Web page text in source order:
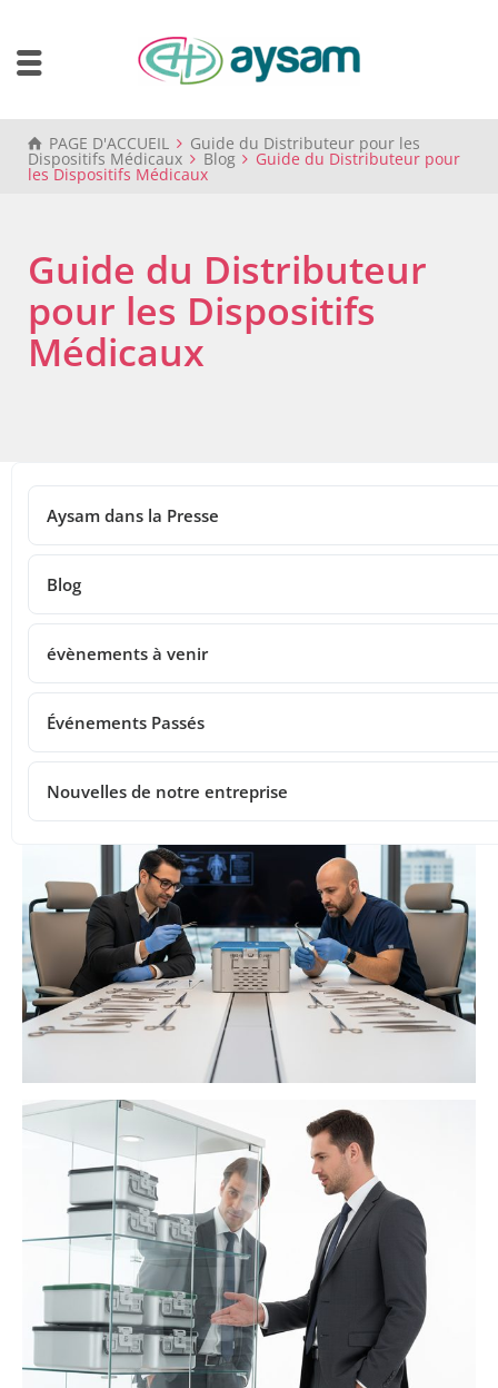
PAGE D'ACCUEIL Guide du Distributeur pour les
Dispositifs Médicaux Blog Guide du Distributeur pour
les Dispositifs Médicaux
Guide du Distributeur
pour les Dispositifs
Médicaux
Aysam dans la Presse
Blog
évènements à venir
Événements Passés
Nouvelles de notre entreprise